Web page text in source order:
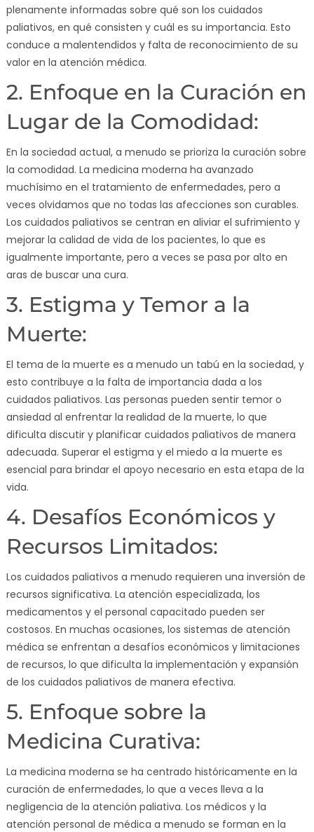
plenamente informadas sobre qué son los cuidados
paliativos, en qué consisten y cuál es su importancia. Esto
conduce a malentendidos y falta de reconocimiento de su
valor en la atención médica.
2. Enfoque en la Curación en
Lugar de la Comodidad:
En la sociedad actual, a menudo se prioriza la curación sobre
la comodidad. La medicina moderna ha avanzado
muchísimo en el tratamiento de enfermedades, pero a
veces olvidamos que no todas las afecciones son curables.
Los cuidados paliativos se centran en aliviar el sufrimiento y
mejorar la calidad de vida de los pacientes, lo que es
igualmente importante, pero a veces se pasa por alto en
aras de buscar una cura.
3. Estigma y Temor a la
Muerte:
El tema de la muerte es a menudo un tabú en la sociedad, y
esto contribuye a la falta de importancia dada a los
cuidados paliativos. Las personas pueden sentir temor o
ansiedad al enfrentar la realidad de la muerte, lo que
dificulta discutir y planificar cuidados paliativos de manera
adecuada. Superar el estigma y el miedo a la muerte es
esencial para brindar el apoyo necesario en esta etapa de la
vida.
4. Desafíos Económicos y
Recursos Limitados:
Los cuidados paliativos a menudo requieren una inversión de
recursos significativa. La atención especializada, los
medicamentos y el personal capacitado pueden ser
costosos. En muchas ocasiones, los sistemas de atención
médica se enfrentan a desafíos económicos y limitaciones
de recursos, lo que dificulta la implementación y expansión
de los cuidados paliativos de manera efectiva.
5. Enfoque sobre la
Medicina Curativa:
La medicina moderna se ha centrado históricamente en la
curación de enfermedades, lo que a veces lleva a la
negligencia de la atención paliativa. Los médicos y la
atención personal de médica a menudo se forman en la